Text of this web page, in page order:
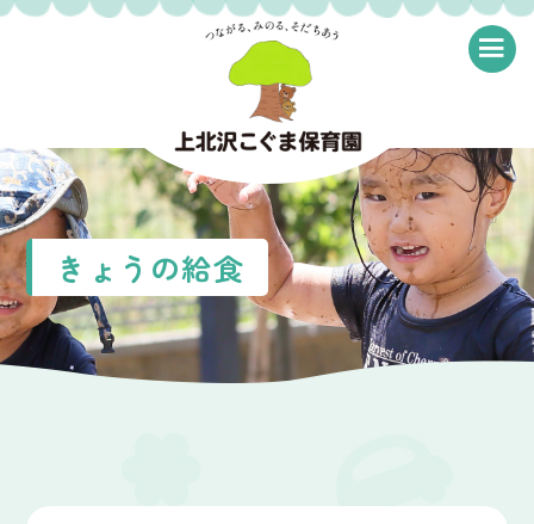
≡
きょうの給食